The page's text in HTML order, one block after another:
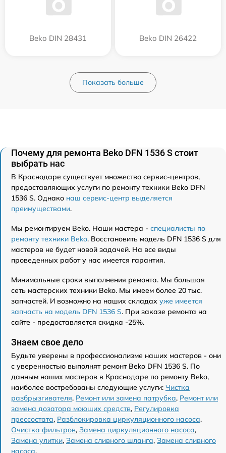
Beko DIN 28431 Beko DIN 26422
Показать больше
Почему для ремонта Beko DFN 1536 S стоит
выбрать нас
В Краснодаре существует множество сервис-центров,
предоставляющих услуги по ремонту техники Beko DFN
1536 S. Однако наш сервис-центр выделяется
преимуществами.
Мы ремонтируем Beko. Наши мастера - специалисты по
ремонту техники Beko. Восстановить модель DFN 1536 S для
мастеров не будет новой задачей. На все виды
проведенных работ у нас имеется гарантия.
Минимальные сроки выполнения ремонта. Мы большая
сеть мастерских техники Beko. Мы имеем более 20 тыс.
запчастей. И возможно на наших складах уже имеется
запчасть на модель DFN 1536 S. При заказе ремонта на
сайте - предоставляется скидка -25%.
Знаем свое дело
Будьте уверены в профессионализме наших мастеров - они
с уверенностью выполнят ремонт Beko DFN 1536 S. По
данным наших мастеров в Краснодаре по ремонту Beko,
наиболее востребованы следующие услуги: Чистка
разбрызгивателя, Ремонт или замена патрубка, Ремонт или
замена дозатора моющих средств, Регулировка
прессостата, Разблокировка циркуляционного насоса,
Очистка фильтров, Замена циркуляционного насоса,
Замена улитки, Замена сливного шланга, Замена сливного
насоса.